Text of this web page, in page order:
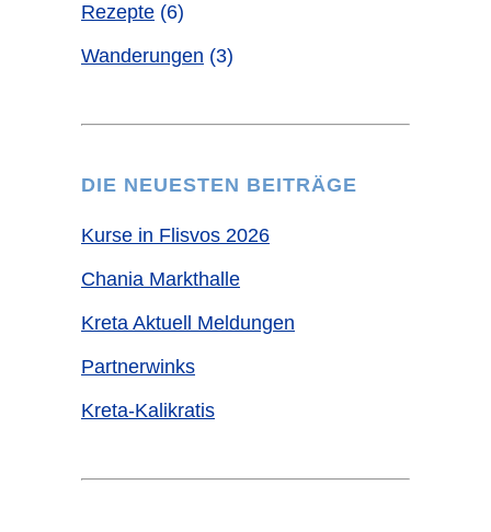
Rezepte (6)
Wanderungen (3)
DIE NEUESTEN BEITRÄGE
Kurse in Flisvos 2026
Chania Markthalle
Kreta Aktuell Meldungen
Partnerwinks
Kreta-Kalikratis